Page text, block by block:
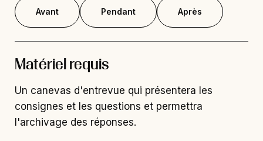
Avant Pendant Après
Matériel requis
Un canevas d'entrevue qui présentera les
consignes et les questions et permettra
l'archivage des réponses.